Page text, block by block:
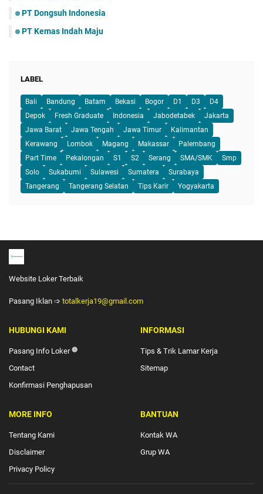
PT Dongsuh Indonesia
PT Kemas Indah Maju
LABEL
Bali Bandung Batam Bekasi Bogor D1 D3
D4
Depok
Fresh Graduate Indonesia Jabodetabek
Jakarta
Jawa Barat
Jawa Tengah Jawa Timur
Kalimantan
Kerawang
Lombok Magang Makassar
Palembang
Part Time
Pekalongan S1 S2 Serang SMA/SMK
Smp
Solo
Sukabumi Sulawesi Sumatera
Surabaya
Tangerang
Tangerang Selatan Tips Karir Yogyakarta
Website Loker Terbaik
Pasang Iklan ➩ totalkerja19@gmail.com
HUBUNGI KAMI
Pasang Info Loker🔴
Contact
Konfirmasi Penghapusan
INFORMASI
Tips & Trik Lamar Kerja
Sitemap
MORE INFO
Tentang Kami
Disclaimer
Privacy Policy
BANTUAN
Kontak WA
Grup WA